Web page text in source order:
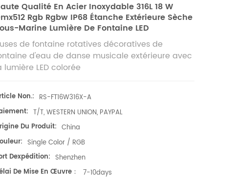
Qualité En Acier Inoxydable 316L 18 W
Rgb Rgbw IP68 Étanche Extérieure Sèche
Marine Lumière De Fontaine LED
de fontaine rotatives décoratives de
d'eau de danse musicale extérieure avec
lumière LED colorée
Non.: RS-FT16W316X-A​
T/T, WESTERN UNION, PAYPAL
Du Produit: China
Single Color / RGB
Dexpédition: Shenzhen
De Mise En Œuvre：
7-10days